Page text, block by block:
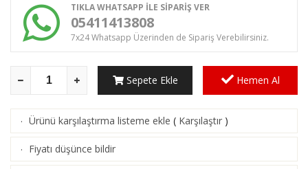
TIKLA WHATSAPP İLE SİPARİŞ VER
05411413808
7x24 Whatsapp Üzerinden de Sipariş Verebilirsiniz.
Sepete Ekle Hemen Al
· Ürünü karşılaştırma listeme ekle ( Karşılaştır )
· Fiyatı düşünce bildir